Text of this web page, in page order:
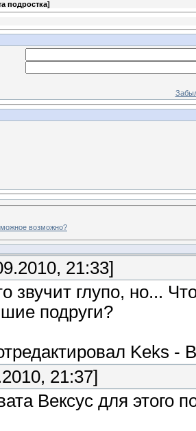
подростка]
возможно?
21:33]
звучит глупо, но...
подруги?
Keks -
21:37]
Вексус для этого